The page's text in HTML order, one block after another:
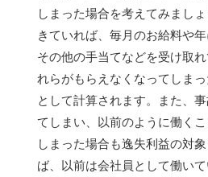
しまった場合を考えてみまし
きていれば、毎月のお給料や年
その他の手当てなどを受け取
れらがもらえなくなってしま
として計算されます。また、
てしまい、以前のように働く
しまった場合も逸失利益の対
ば、以前は会社員として働い